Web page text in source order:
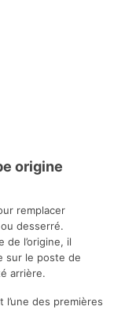
origine
remplacer
desserré.
l’origine, il
sur le poste de
arrière.
des premières